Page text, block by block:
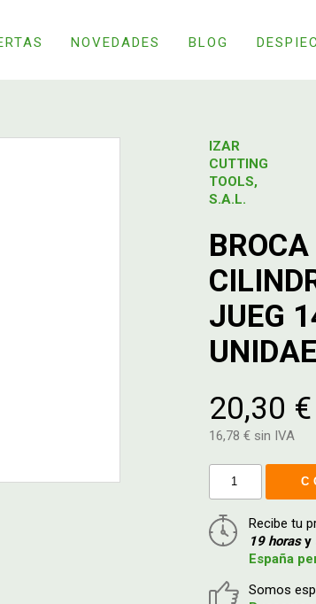
NOVEDADES BLOG
IZAR
CUTTING
TOOLS,
S.A.L.
JUEG
20,30 €
16,78 € sin IVA
Recibe tu
19 horasy
España
Somos